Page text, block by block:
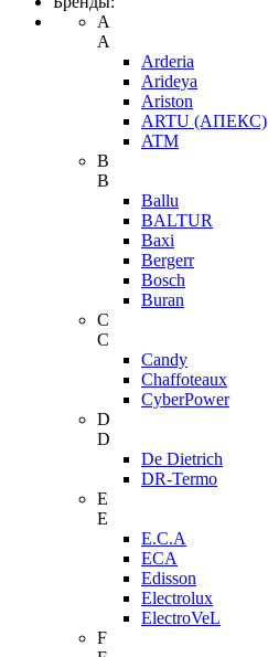
A
A
Arderia
Arideya
Ariston
ARTU (АПЕКС)
ATM
B
B
Ballu
BALTUR
Baxi
Bergerr
Bosch
Buran
C
C
Candy
Chaffoteaux
CyberPower
D
D
De Dietrich
DR-Termo
E
E
E.C.A
ECA
Edisson
Electrolux
ElectroVeL
F